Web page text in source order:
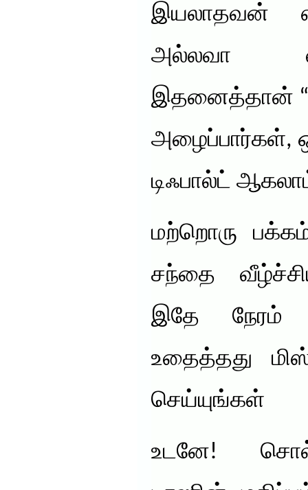
இயலாதவன்
அல்லவா
இதனைத்தான்
அழைப்பார்கள்,
டிஃபால்ட்
மற்றொரு
சந்தை
இதே நேரம்
உதைத்தது
செய்யுங்கள்
உடனே!